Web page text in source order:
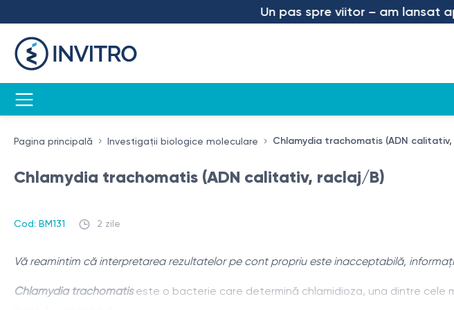
Un pas spre viitor – am lansat
Pagina principală Investigații biologice moleculare Chlamydia trachomatis (ADN
Chlamydia trachomatis (ADN calitativ, raclaj/B)
Cod: BM131 2 zile
Vă reamintim că interpretarea rezultatelor pe cont propriu este inacceptabilă,
Chlamydia trachomatiseste o bacterie care determină chlamidioza, una dintre